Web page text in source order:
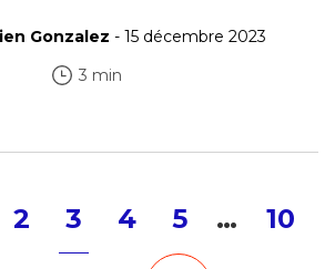
Gonzalez - 15 décembre 2023
3 min
2 3 4 5 … 10